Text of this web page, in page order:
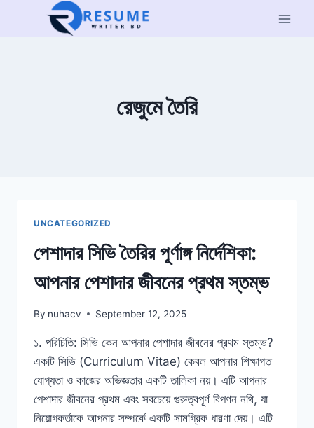
রেজুমে তৈরি
UNCATEGORIZED
পেশাদার সিভি তৈরির পূর্ণাঙ্গ নির্দেশিকা:
আপনার পেশাদার জীবনের প্রথম স্তম্ভ
By nuhacv September 12, 2025
১. পরিচিতি: সিভি কেন আপনার পেশাদার জীবনের প্রথম স্তম্ভ?
একটি সিভি (Curriculum Vitae) কেবল আপনার শিক্ষাগত
যোগ্যতা ও কাজের অভিজ্ঞতার একটি তালিকা নয়। এটি আপনার
পেশাদার জীবনের প্রথম এবং সবচেয়ে গুরুত্বপূর্ণ বিপণন নথি, যা
নিয়োগকর্তাকে আপনার সম্পর্কে একটি সামগ্রিক ধারণা দেয়। এটি